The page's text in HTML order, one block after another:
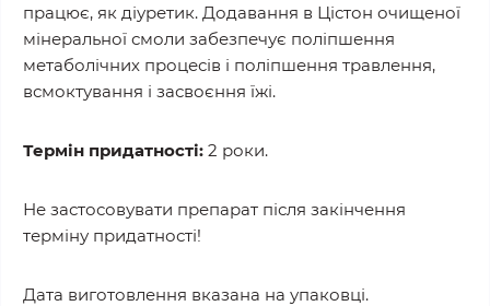
працює, як діуретик. Додавання в Цістон очищеної
мінеральної смоли забезпечує поліпшення
метаболічних процесів і поліпшення травлення,
всмоктування і засвоєння їжі.
Термін придатності: 2 роки.
Не застосовувати препарат після закінчення
терміну придатності!
Дата виготовлення вказана на упаковці.